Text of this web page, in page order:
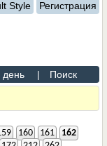
Style Регистрация
| Поиск
160 161
162